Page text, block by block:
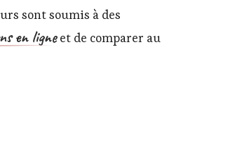
sont soumis à des
en ligneet de comparer au